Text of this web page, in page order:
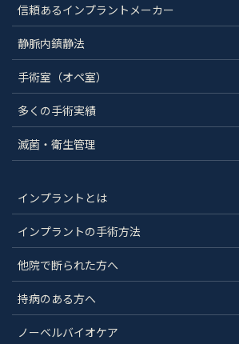
信頼あるインプラントメーカー
静脈内鎮静法
手術室（オペ室）
多くの手術実績
滅菌・衛生管理
インプラントとは
インプラントの手術方法
他院で断られた方へ
持病のある方へ
ノーベルバイオケア